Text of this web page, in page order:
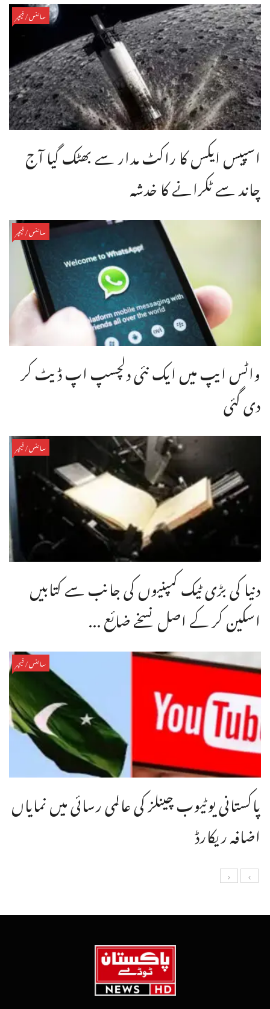
سائنس/فیچر
اسپیس ایکس کا راکٹ مدار سے بھٹک گیا آج
چاند سے ٹکرانے کا خدشہ
سائنس/فیچر
واٹس ایپ میں ایک نئی دلچسپ اپ ڈیٹ کر
دی گئی
سائنس/فیچر
دنیا کی بڑی ٹیک کمپنیوں کی جانب سے کتابیں
اسکین کر کے اصل نسخے ضائع ...
سائنس/فیچر
پاکستانی یوٹیوب چینلز کی عالمی رسائی میں نمایاں
اضافہ ریکارڈ